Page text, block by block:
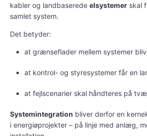
kabler og landbaserede elsystemer skal
samlet system.
Det betyder:
at grænseflader mellem systemer
at kontrol- og styresystemer får en
at fejlscenarier skal håndteres på
Systemintegration bliver derfor en
i energiøprojekter – på linje med anlæg,